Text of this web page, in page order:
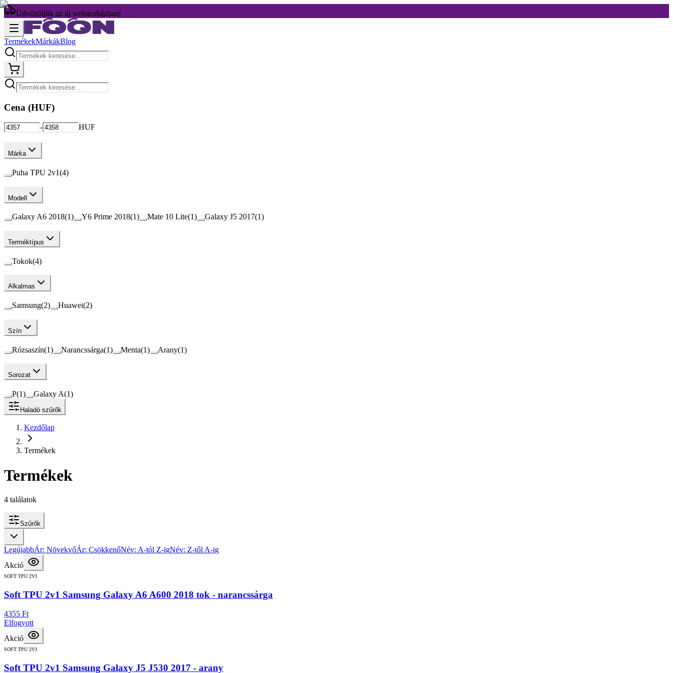
Üdvözöljük az új webáruházban!
TermékekMárkákBlog
Cena (HUF)
- HUF
Márka
Puha TPU 2v1(4)
Modell
Galaxy A6 2018(1) Y6 Prime 2018(1) Mate 10 Lite(1) Galaxy J5 2017(1)
Terméktípus
Tokok(4)
Alkalmas
Samsung(2) Huawei(2)
Szín
Rózsaszín(1) Narancssárga(1) Menta(1) Arany(1)
Sorozat
P(1) Galaxy A(1)
Haladó szűrők
Kezdőlap
Termékek
Termékek
4 találatok
Szűrők
LegújabbÁr: NövekvőÁr: CsökkenőNév: A-tól Z-igNév: Z-től A-ig
Akció
SOFT TPU 2V1
Soft TPU 2v1 Samsung Galaxy A6 A600 2018 tok - narancssárga
4355 Ft
Elfogyott
Akció
SOFT TPU 2V1
Soft TPU 2v1 Samsung Galaxy J5 J530 2017 - arany